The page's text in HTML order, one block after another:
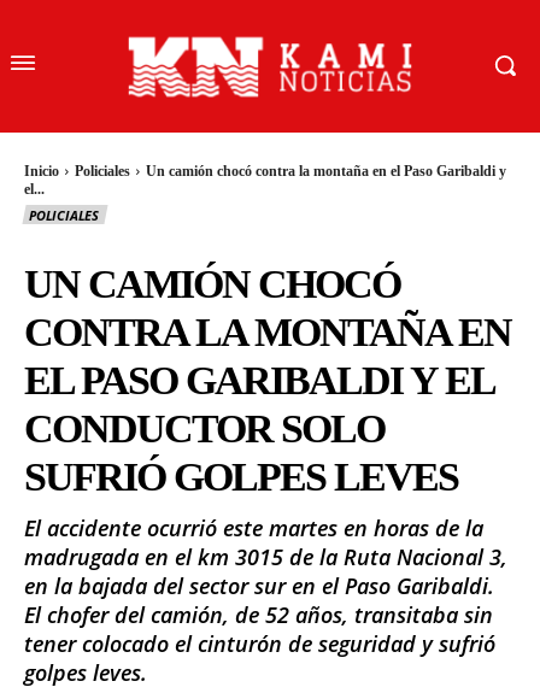
Inicio Policiales
Un camión chocó contra la montaña en el Paso Garibaldi y
el...
POLICIALES
UN CAMIÓN CHOCÓ
CONTRA LA MONTAÑA EN
EL PASO GARIBALDI Y EL
CONDUCTOR SOLO
SUFRIÓ GOLPES LEVES
El accidente ocurrió este martes en horas de la
madrugada en el km 3015 de la Ruta Nacional 3,
en la bajada del sector sur en el Paso Garibaldi.
El chofer del camión, de 52 años, transitaba sin
tener colocado el cinturón de seguridad y sufrió
golpes leves.